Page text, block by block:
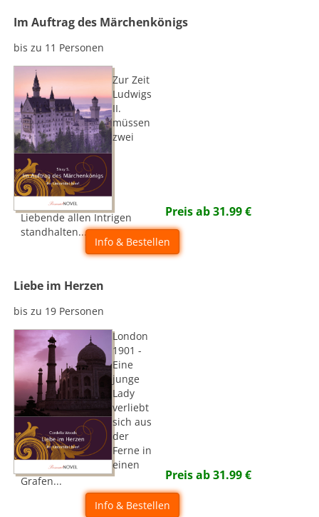
Im Auftrag des Märchenkönigs
bis zu 11 Personen
Zur Zeit
Ludwigs
II.
müssen
zwei
Liebende allen Intrigen
standhalten...
Preis ab31.99€
Info & Bestellen
Liebe im Herzen
bis zu 19 Personen
London
1901 -
Eine
junge
Lady
verliebt
sich aus
der
Ferne in
einen
Grafen...
Preis ab31.99€
Info & Bestellen